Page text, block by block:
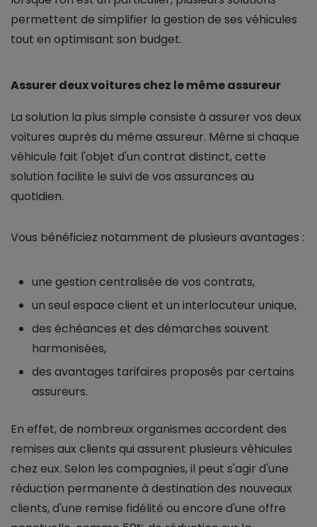
permettent de simplifier la gestion de ses véhicules
tout en optimisant son budget.
Assurer deux voitures chez le même assureur
La solution la plus simple consiste à assurer vos deux
voitures auprès du même assureur. Même si chaque
véhicule fait l'objet d'un contrat distinct, cette
solution facilite le suivi de vos assurances au
quotidien.
Vous bénéficiez notamment de plusieurs avantages :
une gestion centralisée de vos contrats,
un seul espace client et un interlocuteur unique,
des échéances et des démarches souvent
harmonisées,
des avantages tarifaires proposés par certains
assureurs.
En effet, de nombreux organismes accordent des
remises aux clients qui assurent plusieurs véhicules
chez eux. Selon les compagnies, il peut s'agir d'une
réduction permanente à destination des nouveaux
clients, d'une remise fidélité ou encore d'une offre